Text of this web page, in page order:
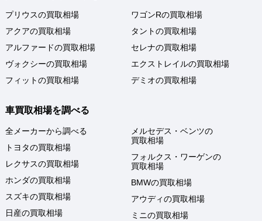
プリウスの買取相場
アクアの買取相場
アルファードの買取相場
ヴォクシーの買取相場
フィットの買取相場
ワゴンRの買取相場
タントの買取相場
セレナの買取相場
エクストレイルの買取相場
デミオの買取相場
車買取相場を調べる
全メーカーから調べる
トヨタの買取相場
レクサスの買取相場
ホンダの買取相場
スズキの買取相場
日産の買取相場
メルセデス・ベンツの
買取相場
フォルクス・ワーゲンの
買取相場
BMWの買取相場
アウディの買取相場
ミニの買取相場